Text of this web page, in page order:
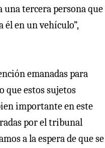
tercera persona que
en un vehículo”,
emanadas para
que estos sujetos
importante en este
por el tribunal
a la espera de que se